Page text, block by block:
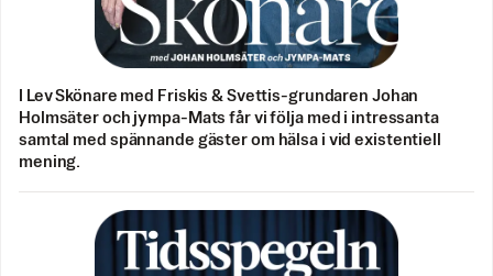
I Lev Skönare med Friskis & Svettis-grundaren Johan
Holmsäter och jympa-Mats får vi följa med i intressanta
samtal med spännande gäster om hälsa i vid existentiell
mening.